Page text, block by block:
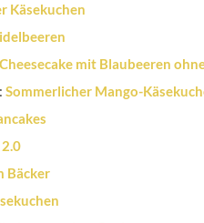
Käsekuchen
mit Blaubeeren
Sommerlicher Mango-
Bäcker